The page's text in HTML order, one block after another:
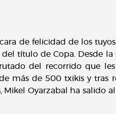
de felicidad de los
título de Copa. Desde
del recorrido que
más de 500 txikis y tras
Oyarzabal ha salido